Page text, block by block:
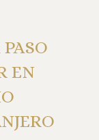
EN